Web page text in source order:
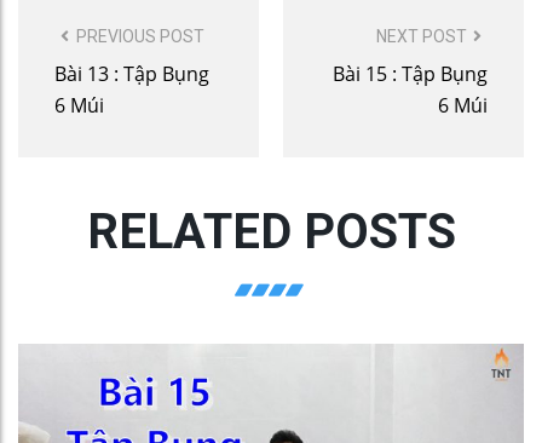
NAVIGATION
PREVIOUS POST
Bài 13 : Tập Bụng
6 Múi
NEXT POST
Bài 15 : Tập Bụng
6 Múi
RELATED POSTS